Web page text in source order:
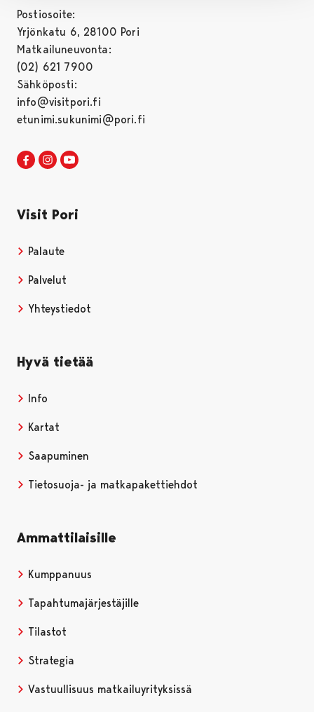
Postiosoite:
Yrjönkatu 6, 28100 Pori
Matkailuneuvonta:
(02) 621 7900
Sähköposti:
info@visitpori.fi
etunimi.sukunimi@pori.fi
Visit Pori Facebookissa
Avautuu uudessa välilehdessä
Visit Pori Instagrammissa
Avautuu uudessa välilehdessä
Visit Pori
Palaute
Palvelut
Yhteystiedot
Hyvä tietää
Info
Kartat
Saapuminen
Tietosuoja- ja matkapakettiehdot
Ammattilaisille
Kumppanuus
Tapahtumajärjestäjille
Tilastot
Strategia
Vastuullisuus matkailuyrityksissä